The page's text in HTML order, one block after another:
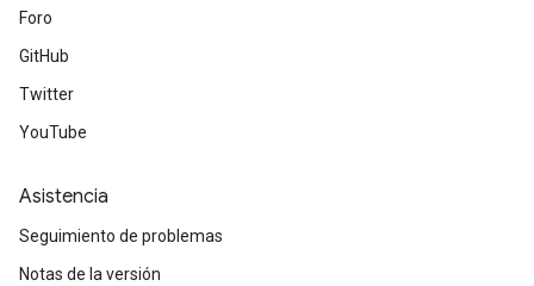
Foro
GitHub
Twitter
YouTube
Asistencia
Seguimiento de problemas
Notas de la versión